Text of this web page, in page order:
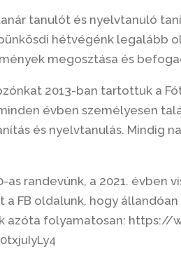
tanulót és nyelvtanuló
hétvégénk legalább
megosztása és
2013-ban tartottuk a
évben személyesen
és nyelvtanulás. Mindig
randevúnk, a 2021. évben
FB oldalunk, hogy
azóta folyamatosan: https://